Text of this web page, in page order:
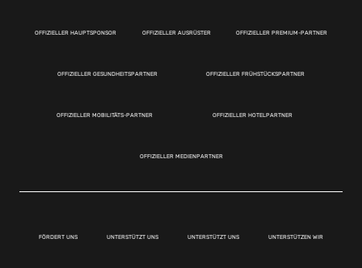
OFFIZIELLER HAUPTSPONSOR OFFIZIELLER AUSRÜSTER OFFIZIELLER PREMIUM-PARTNER
OFFIZIELLER GESUNDHEITSPARTNER OFFIZIELLER FRÜHSTÜCKSPARTNER
OFFIZIELLER MOBILITÄTS-PARTNER OFFIZIELLER HOTELPARTNER
OFFIZIELLER MEDIENPARTNER
FÖRDERT UNS UNTERSTÜTZT UNS UNTERSTÜTZT UNS UNTERSTÜTZEN WIR